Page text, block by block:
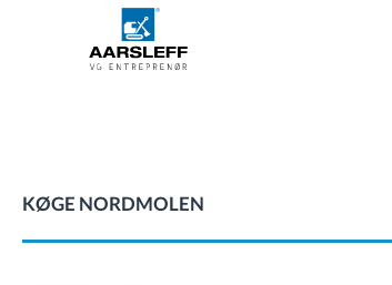
KØGE NORDMOLEN